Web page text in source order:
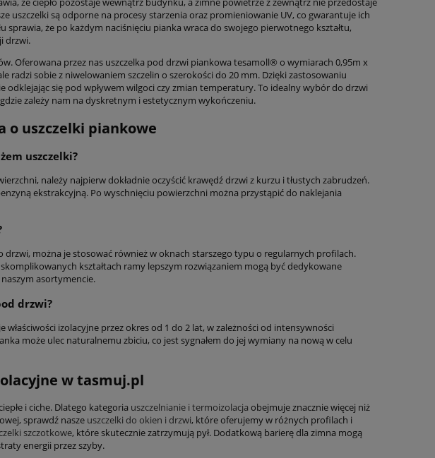
uszczelki są odporne na procesy starzenia oraz promieniowanie UV, co gwarantuje ich
sprawia, że po każdym naciśnięciu pianka wraca do swojego pierwotnego kształtu,
drzwi.
Oferowana przez nas uszczelka pod drzwi piankowa tesamoll® o wymiarach 0,95m x
radzi sobie z niwelowaniem szczelin o szerokości do 20 mm. Dzięki zastosowaniu
odklejając się pod wpływem wilgoci czy zmian temperatury. To idealny wybór do drzwi
zależy nam na dyskretnym i estetycznym wykończeniu.
o uszczelki piankowe
uszczelki?
należy najpierw dokładnie oczyścić krawędź drzwi z kurzu i tłustych zabrudzeń.
ekstrakcyjną. Po wyschnięciu powierzchni można przystąpić do naklejania
można je stosować również w oknach starszego typu o regularnych profilach.
kształtach ramy lepszym rozwiązaniem mogą być dedykowane
asortymencie.
drzwi?
izolacyjne przez okres od 1 do 2 lat, w zależności od intensywności
może ulec naturalnemu zbiciu, co jest sygnałem do jej wymiany na nową w celu
w tasmuj.pl
i ciche. Dlatego kategoria uszczelnianie i termoizolacja obejmuje znacznie więcej niż
sprawdź nasze uszczelki do okien i drzwi, które oferujemy w różnych profilach i
szczotkowe, które skutecznie zatrzymują pył. Dodatkową barierę dla zimna mogą
energii przez szyby.